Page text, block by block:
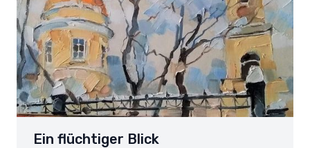
Ein flüchtiger Blick